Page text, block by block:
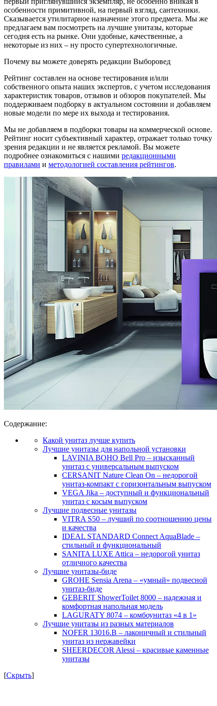
особенности примитивной, на первый взгляд, сантехники.
Сказывается утилитарное назначение этого предмета. Мы же
предлагаем вам посмотреть на лучшие унитазы, которые
сегодня есть на рынке. Они удобные, качественные, а
некоторые из них – ну просто супертехнологичные.
Почему вы можете доверять редакции Выборовед
Рейтинг составлен на основе тестирования и/или
собственного опыта наших экспертов, с учетом исследования
характеристик товаров, отзывов и обзоров покупателей. Мы
поддерживаем подборку в актуальном состоянии и добавляем
новые модели по мере их выхода и тестирования.
Мы не добавляем в подборки товары на коммерческой основе.
Рейтинг носит субъективный характер, отражает только точку
зрения редакции и не является рекламой. Вы можете
подробнее ознакомиться с нашими редакционными
правилами и методологией составления рейтингов.
Содержание:
Какой унитаз лучше купить
Лучшие унитазы для напольной установки
LAVINIA BOHO Bell Pro – изысканный
унитаз с универсальным выпуском
CERSANIT Nature Clean On – недорогой
унитаз-компакт с горизонтальным выпуском
VEGA Jika – доступный и функциональный
унитаз с косым выпуском
Лучшие подвесные унитазы
VITRA S50 – лучший по соотношению цены
и качества
IDEAL STANDARD Connect AquaBlade –
стильный и функциональный
SANITA LUXE Attica – недорогой унитаз
отличного качества
Лучшие унитазы-биде
GROHE Sensia Arena – «умный» подвесной
унитаз-биде
GEBERIT ShowerToilet 8000 – надежная и
комфортная напольная модель
LAGURATY 8074 – комбоунитаз «4 в 1»
Лучшие унитазы из разных материалов
NOFER 13016.B – лаконичный и стильный
унитаз из нержавейки
SHEERDECOR Alessi – красивые каменные
унитазы
[Скрыть]